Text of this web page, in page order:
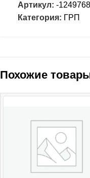
Артикул: -1249768
Категория: ГРП
Похожие